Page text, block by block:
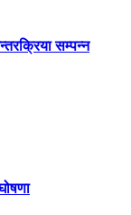
सम्पन्न